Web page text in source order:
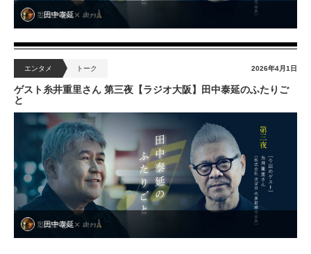
田中泰延
エンタメ トーク 2026年4月1日
ゲスト糸井重里さん 第三夜【ラジオ大阪】田中泰延のふたりご
と
田中泰延